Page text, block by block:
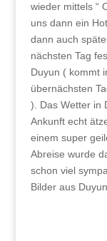
wieder mittels “
uns dann ein
dann auch
nächsten Tag
Duyun ( kommt
übernächsten
). Das Wetter in
Ankunft echt
einem super
Abreise wurde
schon viel
Bilder aus Duyun.